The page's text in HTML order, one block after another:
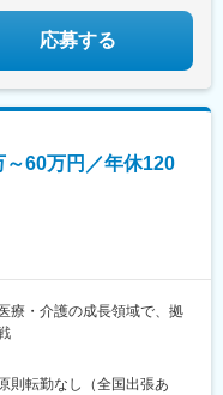
応募する
60万円／年休120
療・介護の成長領域で、拠
則転勤なし（全国出張あ